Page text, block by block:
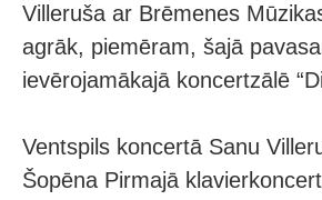
Villeruša ar Brēmenes
agrāk, piemēram, šajā
ievērojamākajā koncertzālē
Ventspils koncertā Sanu
Šopēna Pirmajā